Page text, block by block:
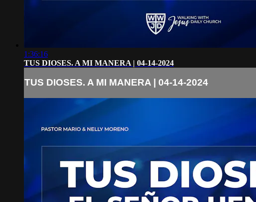
1:36:16
TUS DIOSES. A MI MANERA | 04-14-2024
TUS DIOSES. A MI MANERA | 04-14-2024